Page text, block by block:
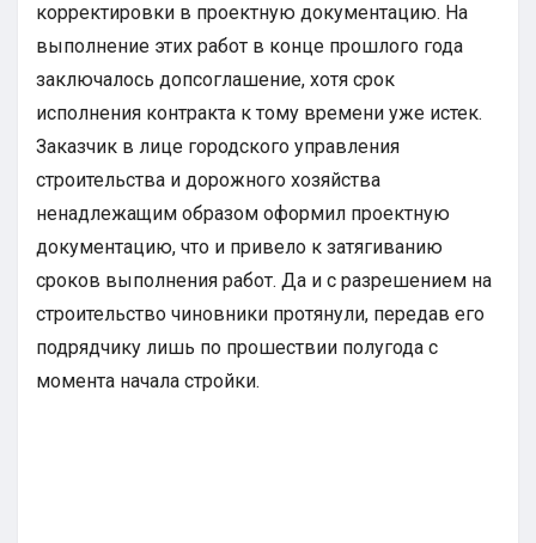
корректировки в проектную документацию. На
выполнение этих работ в конце прошлого года
заключалось допсоглашение, хотя срок
исполнения контракта к тому времени уже истек.
Заказчик в лице городского управления
строительства и дорожного хозяйства
ненадлежащим образом оформил проектную
документацию, что и привело к затягиванию
сроков выполнения работ. Да и с разрешением на
строительство чиновники протянули, передав его
подрядчику лишь по прошествии полугода с
момента начала стройки.